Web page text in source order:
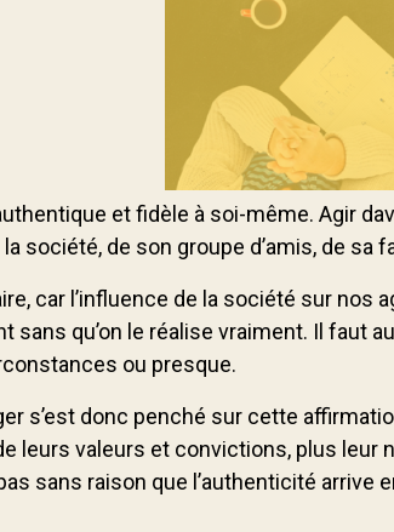
et fidèle à soi-même. Agir
société, de son groupe d’amis, de sa
car l’influence de la société sur
sans qu’on le réalise vraiment. Il faut
ou presque.
s’est donc penché sur cette
leurs valeurs et convictions, plus leur
sans raison que l’authenticité arrive